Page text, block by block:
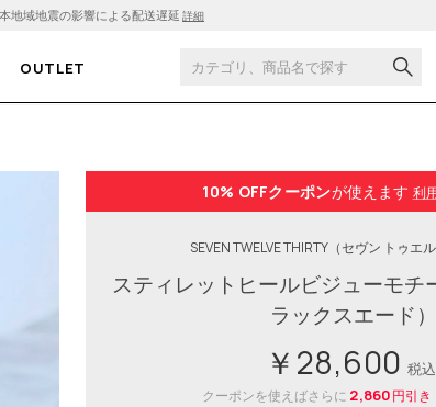
地域地震の影響による配送遅延 詳細
OUTLET
10% OFFクーポンが使えます 利
SEVEN TWELVE THIRTY （セヴン トゥエ
スティレットヒールビジューモチ
ラックスエード）
￥28,600 税込
クーポンを使えばさらに 2,860円引き